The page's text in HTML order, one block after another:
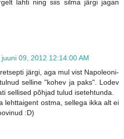
lahti ning siis silma järgi jagan
juuni 09, 2012 12:14:00 AM
järgi, aga mul vist Napoleoni-
selline "kohev ja paks". Lodev
sellised põhjad tulud isetehtunda.
lehttaigent ostma, sellega ikka alt ei
:D)